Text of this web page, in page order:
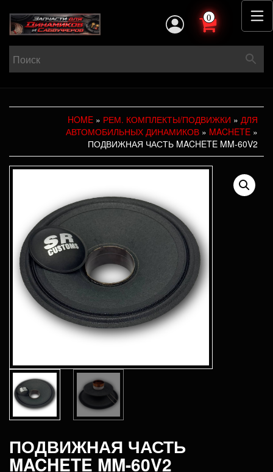
0
HOME » РЕМ. КОМПЛЕКТЫ/ПОДВИЖКИ » ДЛЯ
АВТОМОБИЛЬНЫХ ДИНАМИКОВ » MACHETE »
ПОДВИЖНАЯ ЧАСТЬ MACHETE MM-60V2
ПОДВИЖНАЯ ЧАСТЬ
MACHETE MM-60V2